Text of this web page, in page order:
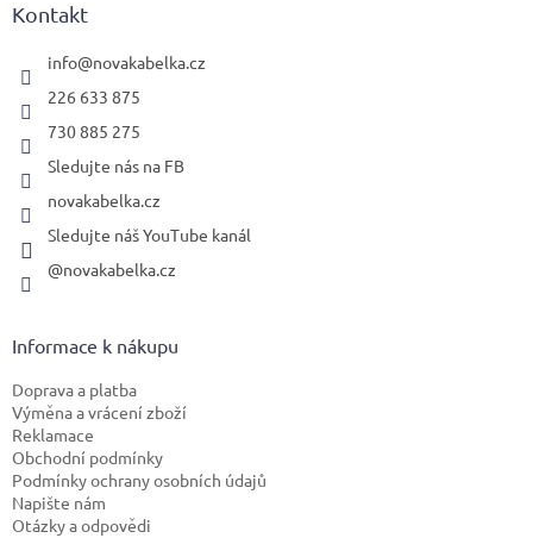
Kontakt
info@novakabelka.cz
226 633 875
730 885 275
Sledujte nás na FB
novakabelka.cz
Sledujte náš YouTube kanál
@novakabelka.cz
Informace k nákupu
Doprava a platba
Výměna a vrácení zboží
Reklamace
Obchodní podmínky
Podmínky ochrany osobních údajů
Napište nám
Otázky a odpovědi